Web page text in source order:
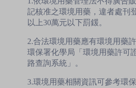
記核准之環境用藥，違者處刊
以上30萬元以下罰鍰。
2.合法環境用藥應有環境用藥
環保署化學局「環境用藥許可
路查詢系統」。
3.環境用藥相關資訊可參考環